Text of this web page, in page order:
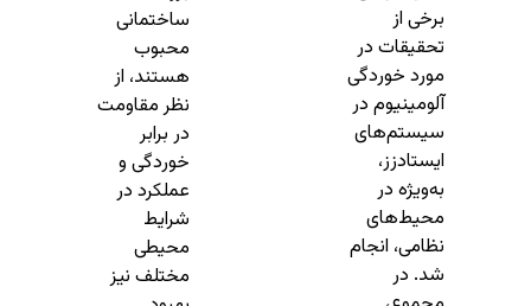
برخی از
تحقیقات در
مورد خوردگی
آلومینیوم در
سیستم‌های
ایستادزز،
به‌ویژه در
محیط‌های
نظامی، انجام
شد. در
ساختمانی
محبوب
هستند، از
نظر مقاومت
در برابر
خوردگی و
عملکرد در
شرایط
محیطی
مختلف نیز